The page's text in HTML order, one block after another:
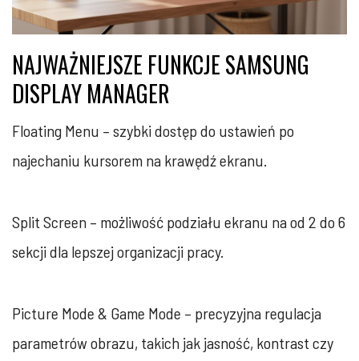
NAJWAŻNIEJSZE FUNKCJE SAMSUNG
DISPLAY MANAGER
Floating Menu – szybki dostęp do ustawień po
najechaniu kursorem na krawędź ekranu.
Split Screen – możliwość podziału ekranu na od 2 do 6
sekcji dla lepszej organizacji pracy.
Picture Mode & Game Mode – precyzyjna regulacja
parametrów obrazu, takich jak jasność, kontrast czy